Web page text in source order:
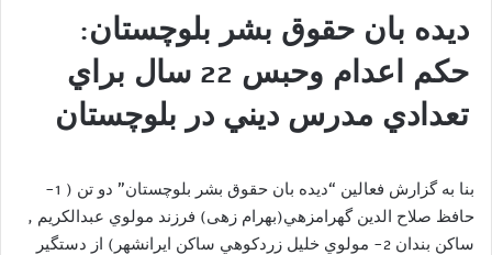
ديده بان حقوق بشر بلوچستان:
حکم اعدام وحبس 22 سال براي
تعدادي مدرس ديني در بلوچستان
بنا به گزارش فعالین “ديده بان حقوق بشر بلوچستان” دو تن ( 1-
حافظ صلاح الدين گهرامزهي(بهرام زهی) فرزند مولوي عبدالکريم ,
ساکن بندان 2- مولوي خليل زردکوهي ساکن ايرانشهر) از دستگير